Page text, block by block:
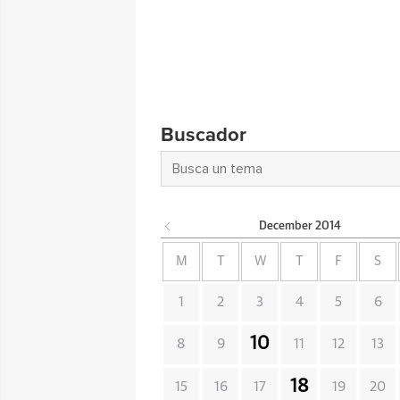
Buscador
December 2014
M W F S
1 2 3 4 5 6
8 9 10 11 12 13
15 16 17 18 19 20